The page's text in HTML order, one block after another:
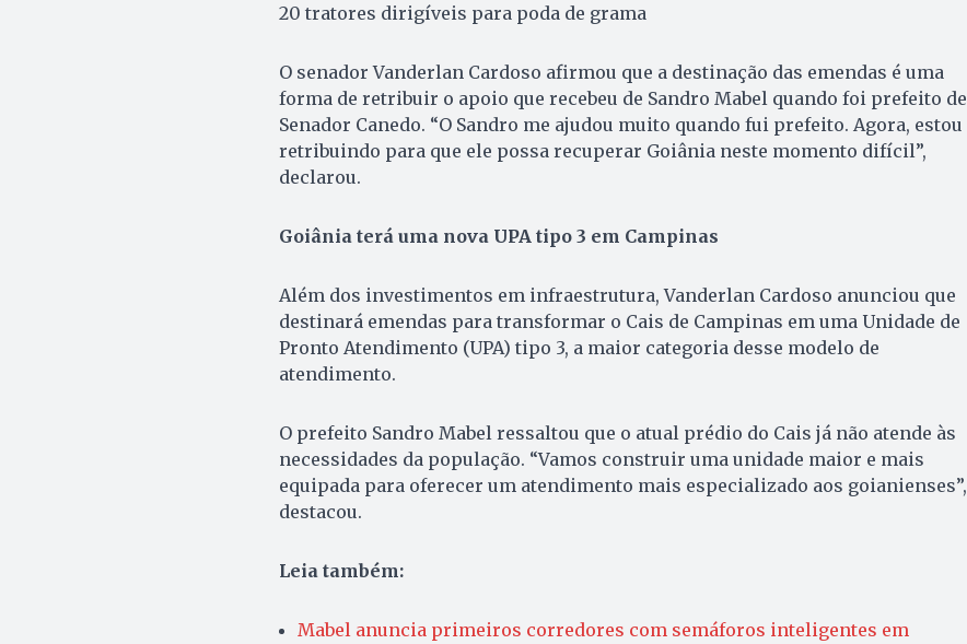
20 tratores dirigíveis para poda de grama
O senador Vanderlan Cardoso afirmou que a destinação das emendas é uma
forma de retribuir o apoio que recebeu de Sandro Mabel quando foi prefeito de
Senador Canedo. “O Sandro me ajudou muito quando fui prefeito. Agora, estou
retribuindo para que ele possa recuperar Goiânia neste momento difícil”,
declarou.
Goiânia terá uma nova UPA tipo 3 em Campinas
Além dos investimentos em infraestrutura, Vanderlan Cardoso anunciou que
destinará emendas para transformar o Cais de Campinas em uma Unidade de
Pronto Atendimento (UPA) tipo 3, a maior categoria desse modelo de
atendimento.
O prefeito Sandro Mabel ressaltou que o atual prédio do Cais já não atende às
necessidades da população. “Vamos construir uma unidade maior e mais
equipada para oferecer um atendimento mais especializado aos goianienses”,
destacou.
Leia também:
Mabel anuncia primeiros corredores com semáforos inteligentes em